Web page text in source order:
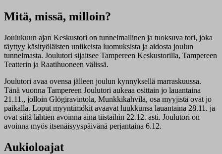
Mitä, missä, milloin?
Joulukuun ajan Keskustori on tunnelmallinen ja tuoksuva tori, joka
täyttyy käsityöläisten uniikeista luomuksista ja aidosta joulun
tunnelmasta. Joulutori sijaitsee Tampereen Keskustorilla, Tampereen
Teatterin ja Raatihuoneen välissä.
Joulutori avaa ovensa jälleen joulun kynnyksellä marraskuussa.
Tänä vuonna Tampereen Joulutori aukeaa osittain jo lauantaina
21.11., jolloin Glögiravintola, Munkkikahvila, osa myyjistä ovat jo
paikalla. Loput myyntimökit avaavat luukkunsa lauantaina 28.11. ja
ovat siitä lähtien avoinna aina tiistaihin 22.12. asti. Joulutori on
avoinna myös itsenäisyyspäivänä perjantaina 6.12.
Aukioloajat